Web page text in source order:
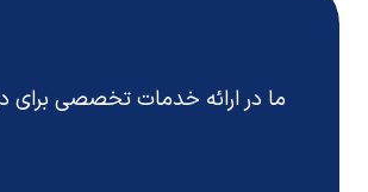
ما در ارائه خدمات تخصصی برای